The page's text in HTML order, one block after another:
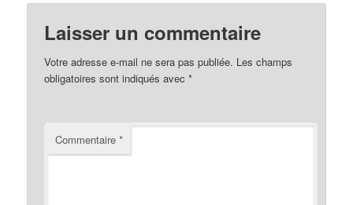
Laisser un commentaire
Votre adresse e-mail ne sera pas publiée. Les champs
obligatoires sont indiqués avec*
Commentaire*